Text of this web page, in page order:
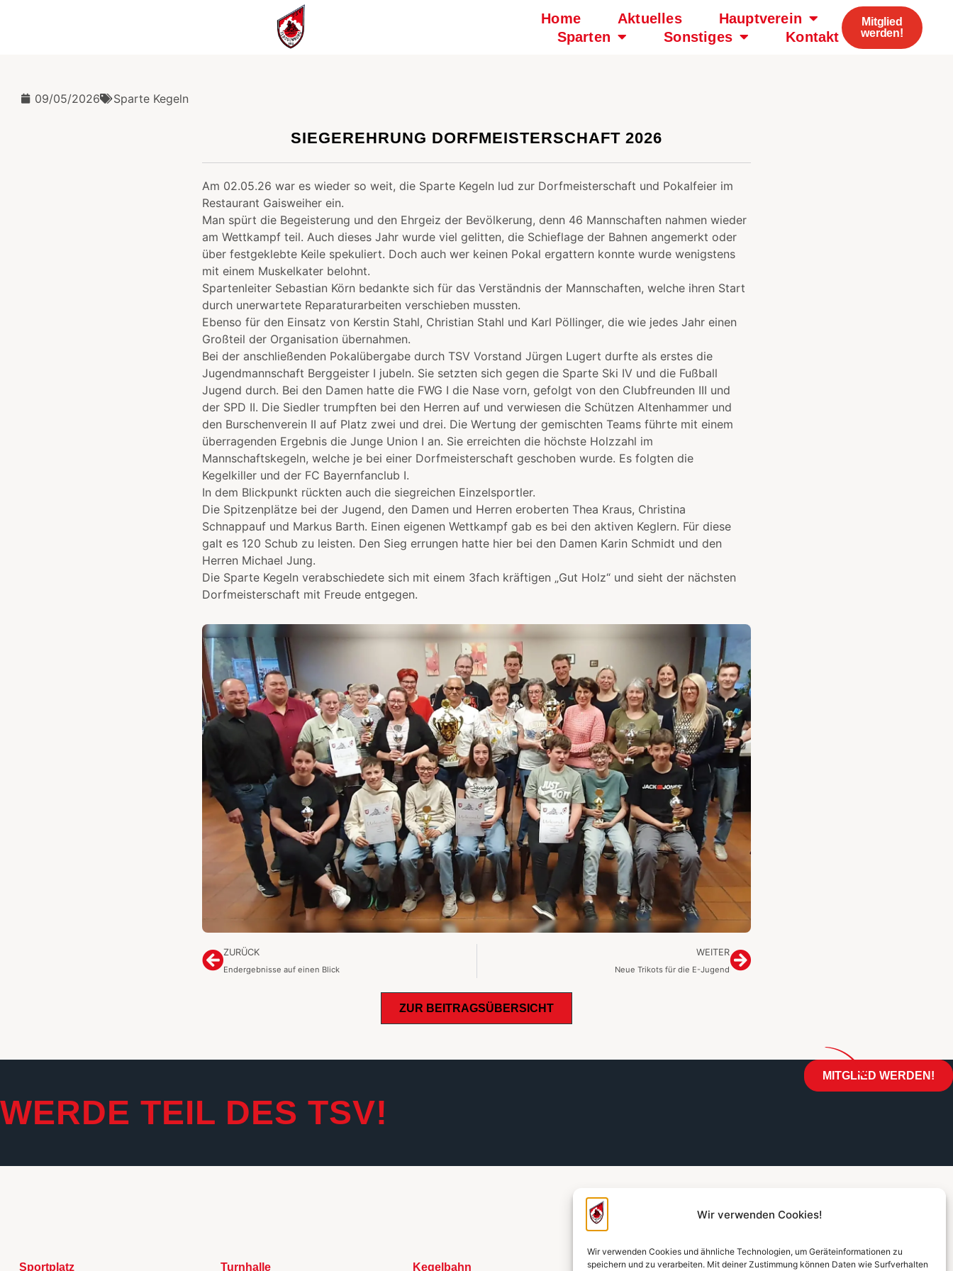
Wir verwenden Cookies!
Wir verwenden Cookies und ähnliche Technologien, um Geräteinformationen zu
speichern und zu verarbeiten. Mit deiner Zustimmung können Daten wie Surfverhalten
Home Aktuelles
Hauptverein
Sparten
Sonstiges Kontakt
Mitglied
werden!
09/05/2026 Sparte Kegeln
SIEGEREHRUNG DORFMEISTERSCHAFT 2026
Am 02.05.26 war es wieder so weit, die Sparte Kegeln lud zur Dorfmeisterschaft und Pokalfeier im
Restaurant Gaisweiher ein.
Man spürt die Begeisterung und den Ehrgeiz der Bevölkerung, denn 46 Mannschaften nahmen wieder
am Wettkampf teil. Auch dieses Jahr wurde viel gelitten, die Schieflage der Bahnen angemerkt oder
über festgeklebte Keile spekuliert. Doch auch wer keinen Pokal ergattern konnte wurde wenigstens
mit einem Muskelkater belohnt.
Spartenleiter Sebastian Körn bedankte sich für das Verständnis der Mannschaften, welche ihren Start
durch unerwartete Reparaturarbeiten verschieben mussten.
Ebenso für den Einsatz von Kerstin Stahl, Christian Stahl und Karl Pöllinger, die wie jedes Jahr einen
Großteil der Organisation übernahmen.
Bei der anschließenden Pokalübergabe durch TSV Vorstand Jürgen Lugert durfte als erstes die
Jugendmannschaft Berggeister I jubeln. Sie setzten sich gegen die Sparte Ski IV und die Fußball
Jugend durch. Bei den Damen hatte die FWG I die Nase vorn, gefolgt von den Clubfreunden III und
der SPD II. Die Siedler trumpften bei den Herren auf und verwiesen die Schützen Altenhammer und
den Burschenverein II auf Platz zwei und drei. Die Wertung der gemischten Teams führte mit einem
überragenden Ergebnis die Junge Union I an. Sie erreichten die höchste Holzzahl im
Mannschaftskegeln, welche je bei einer Dorfmeisterschaft geschoben wurde. Es folgten die
Kegelkiller und der FC Bayernfanclub I.
In dem Blickpunkt rückten auch die siegreichen Einzelsportler.
Die Spitzenplätze bei der Jugend, den Damen und Herren eroberten Thea Kraus, Christina
Schnappauf und Markus Barth. Einen eigenen Wettkampf gab es bei den aktiven Keglern. Für diese
galt es 120 Schub zu leisten. Den Sieg errungen hatte hier bei den Damen Karin Schmidt und den
Herren Michael Jung.
Die Sparte Kegeln verabschiedete sich mit einem 3fach kräftigen „Gut Holz“ und sieht der nächsten
Dorfmeisterschaft mit Freude entgegen.
ZURÜCK
Endergebnisse auf einen Blick
WEITER
Neue Trikots für die E-Jugend
ZUR BEITRAGSÜBERSICHT
WERDE TEIL DES TSV!
MITGLIED WERDEN!
Sportplatz Turnhalle Kegelbahn Links